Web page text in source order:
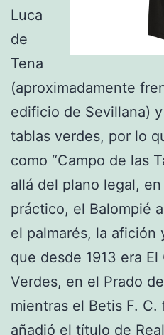
Luca
de
Tena
(aproximadamente
edificio de Sevillana)
tablas verdes, por lo
como “Campo de las
allá del plano legal,
práctico, el Balompié
el palmarés, la afición
que desde 1913 era
Verdes, en el Prado
mientras el Betis F.
añadió el título de